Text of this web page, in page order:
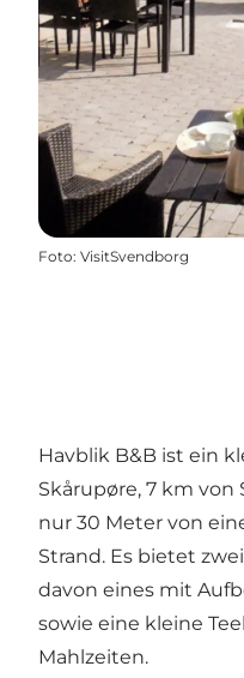
Foto: VisitSvendborg
Havblik B&B ist ein
Skårupøre, 7 km
nur 30 Meter von
Strand. Es bietet
davon eines mit
sowie eine kleine
Mahlzeiten.